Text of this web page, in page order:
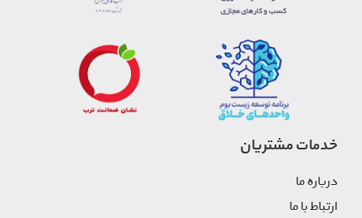
خدمات مشتریان
درباره ما
ارتباط با ما